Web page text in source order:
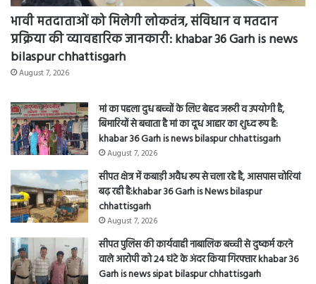
भावी मतदाताओं को मिलेगी लोकतंत्र, संविधान व मतदान
प्रक्रिया की व्यावहारिक जानकारी: khabar 36 Garh is news
bilaspur chhattisgarh
August 7, 2026
मां का पहला दुध बच्चों के लिए बेहद जरूरी व उपयोगी है,
बिमारियों से बचाता है मां का दूध आहार का शुध्द रूप है:
khabar 36 Garh is news bilaspur chhattisgarh
August 7, 2026
सीपत क्षेत्र में कबाड़ी अवैध रूप से चला रहे है, आसपास चोरियां
बढ़ रही है:khabar 36 Garh is News bilaspur
chhattisgarh
August 7, 2026
सीपत पुलिस की कार्यवाही नाबालिक बच्ची से दुष्कर्म करने
वाले आरोपी को 24 घंटे के अंदर किया गिरफ्तार khabar 36
Garh is news sipat bilaspur chhattisgarh
August 6, 2026